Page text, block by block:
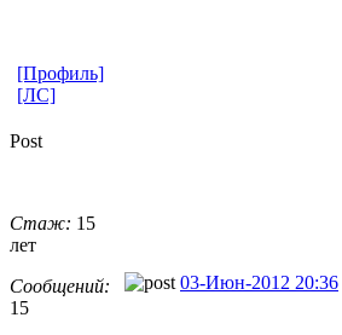
[Профиль]
[ЛС]
Post
Стаж: 15
лет
Сообщений:
15
03-Июн-2012 20:36